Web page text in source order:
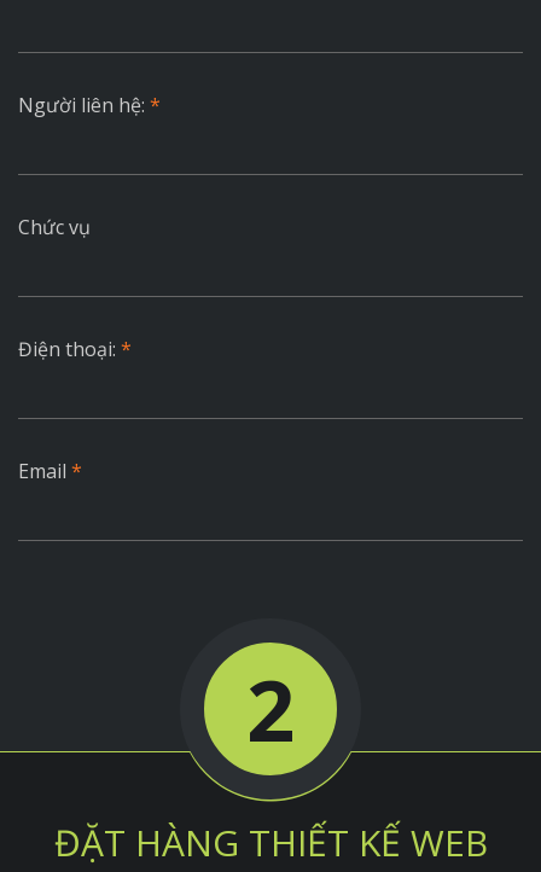
Người liên hệ: *
Chức vụ
Điện thoại: *
Email *
2
ĐẶT HÀNG THIẾT KẾ WEB